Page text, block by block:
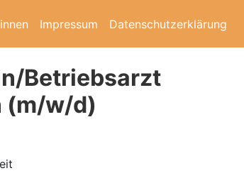
Impressum Datenschutzerklärung
Betriebsarzt
(m/w/d)